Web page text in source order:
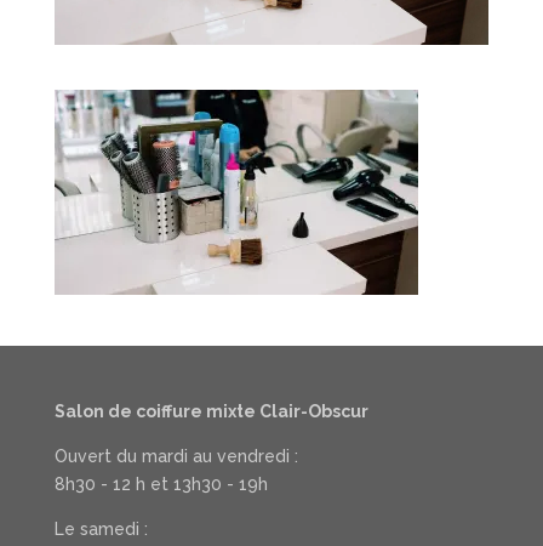
Salon de coiffure mixte Clair-Obscur
Ouvert du mardi au vendredi :
8h30 - 12 h et 13h30 - 19h
Le samedi :